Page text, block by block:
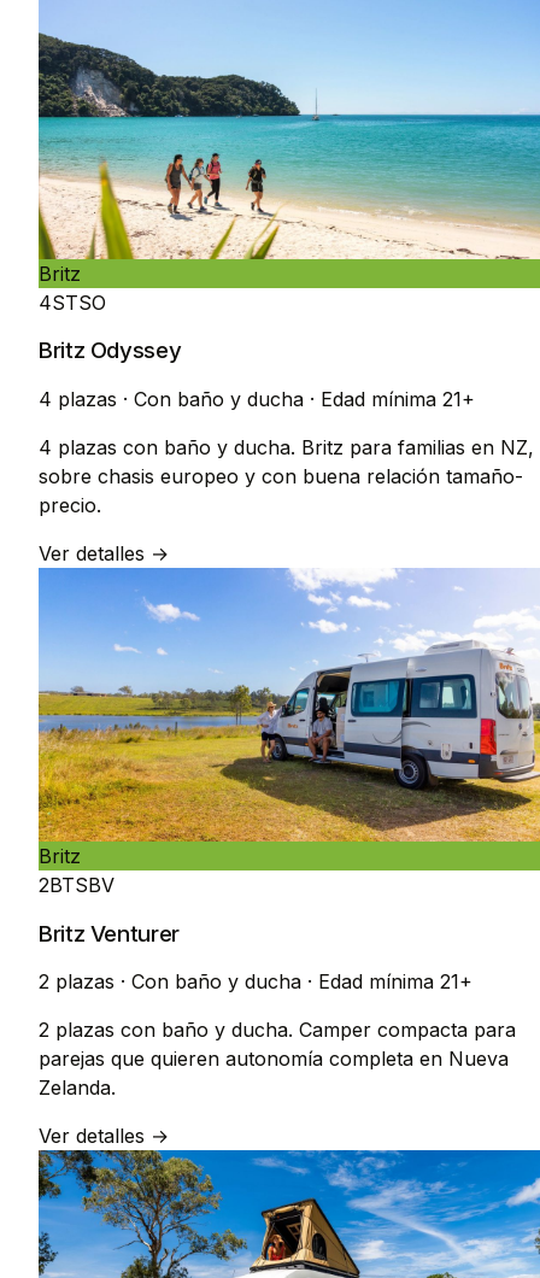
Britz
4STSO
Britz Odyssey
4 plazas · Con baño y ducha · Edad mínima 21+
4 plazas con baño y ducha. Britz para familias en NZ,
sobre chasis europeo y con buena relación tamaño-
precio.
Ver detalles →
Britz
2BTSBV
Britz Venturer
2 plazas · Con baño y ducha · Edad mínima 21+
2 plazas con baño y ducha. Camper compacta para
parejas que quieren autonomía completa en Nueva
Zelanda.
Ver detalles →